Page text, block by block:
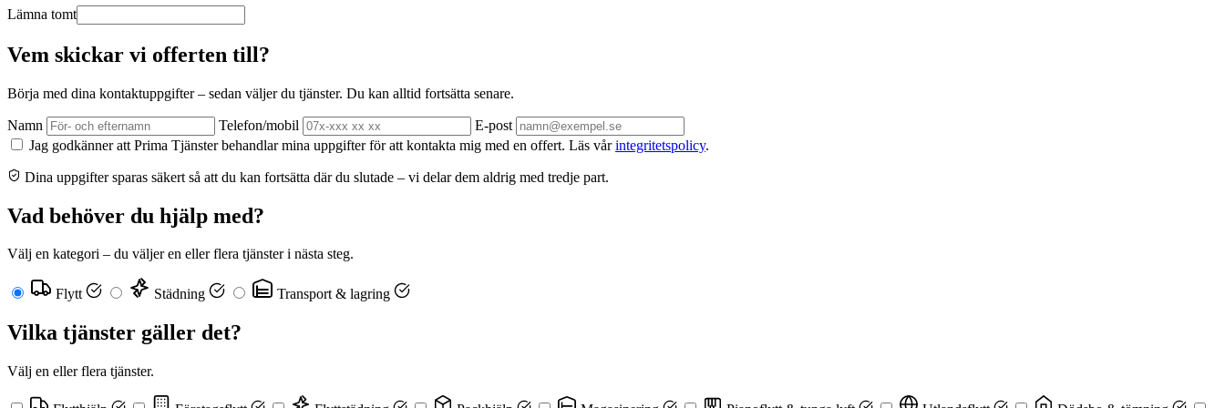
Lämna tomt
Vem skickar vi offerten till?
Börja med dina kontaktuppgifter – sedan väljer du tjänster. Du kan alltid fortsätta senare.
Namn Telefon/mobil
E-post
Jag godkänner att Prima Tjänster behandlar mina uppgifter för att kontakta mig med en offert. Läs vårintegritetspolicy.
Dina uppgifter sparas säkert så att du kan fortsätta där du slutade – vi delar dem aldrig med tredje part.
Vad behöver du hjälp med?
Välj en kategori – du väljer en eller flera tjänster i nästa steg.
Flytt Städning Transport & lagring
Vilka tjänster gäller det?
Välj en eller flera tjänster.